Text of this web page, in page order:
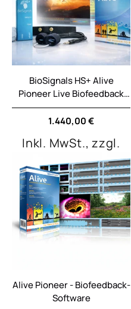
BioSignals HS+ Alive
Pioneer Live Biofeedback
Software
Normaler
1.440,00 €
Inkl. MwSt., zzgl.
Alive Pioneer - Biofeedback-
Software